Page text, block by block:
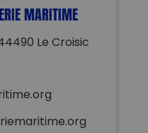
MARITIME
Le Croisic